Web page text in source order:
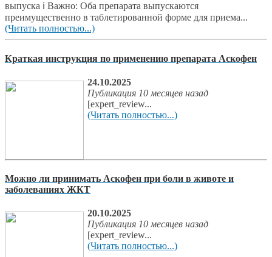
выпуска ℹ Важно: Оба препарата выпускаются
преимущественно в таблетированной форме для приема...
(Читать полностью...)
Краткая инструкция по применению препарата Аскофен
24.10.2025
Публикация 10 месяцев назад
[expert_review...
(Читать полностью...)
Можно ли принимать Аскофен при боли в животе и
заболеваниях ЖКТ
20.10.2025
Публикация 10 месяцев назад
[expert_review...
(Читать полностью...)